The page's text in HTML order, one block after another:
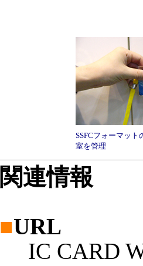
SSFCフォーマット
室を管理
関連情報
■URL
IC CARD